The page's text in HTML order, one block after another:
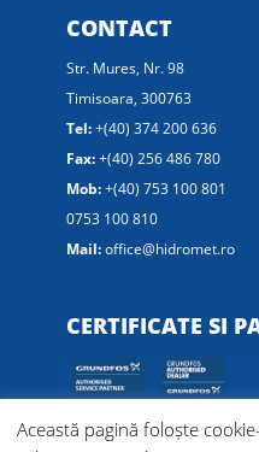
CONTACT
Str. Mures, Nr. 98
Timisoara, 300763
Tel:+(40) 374 200 636
Fax:+(40) 256 486 780
Mob:+(40) 753 100 801
0753 100 810
Mail:office@hidromet.ro
CERTIFICATE SI
Această pagină foloște